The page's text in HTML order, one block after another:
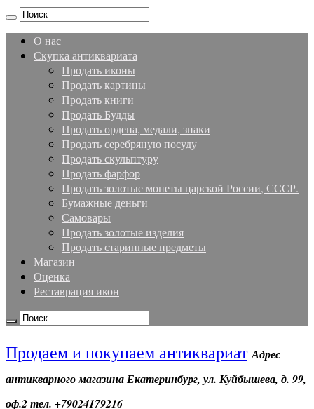
О нас
Скупка антиквариата
Продать иконы
Продать картины
Продать книги
Продать Будды
Продать ордена, медали, знаки
Продать серебряную посуду
Продать скульптуру
Продать фарфор
Продать золотые монеты царской России, СССР.
Бумажные деньги
Самовары
Продать золотые изделия
Продать старинные предметы
Магазин
Оценка
Реставрация икон
Продаем и покупаем антиквариат Адрес
антикварного магазина Екатеринбург, ул. Куйбышева, д. 99,
оф.2 тел. +79024179216